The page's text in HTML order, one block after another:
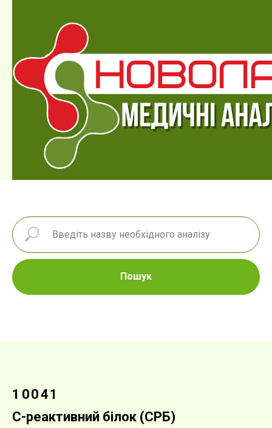
Пошук
10041
С-реактивний білок (СРБ)